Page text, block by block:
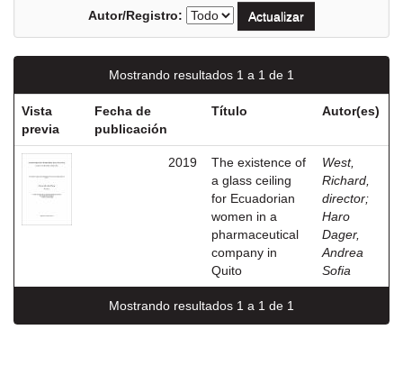
Autor/Registro:
Mostrando resultados 1 a 1 de 1
Vista
previa
Fecha de
publicación
Título Autor(es)
2019
The existence of
a glass ceiling
for Ecuadorian
women in a
pharmaceutical
company in
Quito
West,
Richard,
director;
Haro
Dager,
Andrea
Sofia
Mostrando resultados 1 a 1 de 1